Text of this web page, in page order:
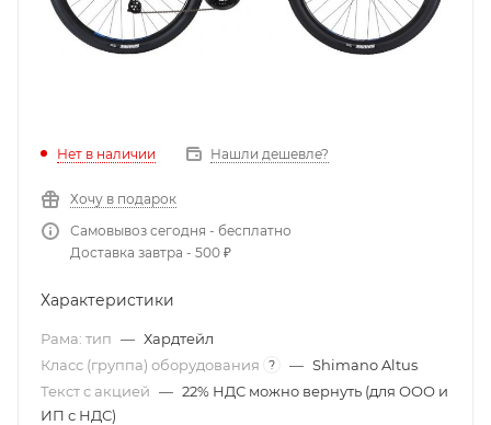
Нет в наличии Нашли дешевле?
Хочу в подарок
Самовывоз сегодня - бесплатно
Доставка завтра - 500 ₽
Характеристики
Рама: тип — Хардтейл
Класс (группа) оборудования
? — Shimano Altus
Текст с акцией — 22% НДС можно вернуть (для ООО и
ИП с НДС)